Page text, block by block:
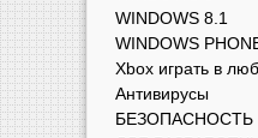
WINDOWS 8.1
WINDOWS
Xbox играть в
Антивирусы
БЕЗОПАСНОСТЬ